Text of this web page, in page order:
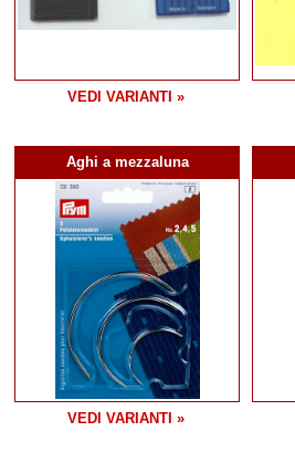
VEDI VARIANTI »
Aghi a mezzaluna
VEDI VARIANTI »